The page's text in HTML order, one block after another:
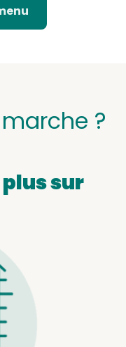
?
sur